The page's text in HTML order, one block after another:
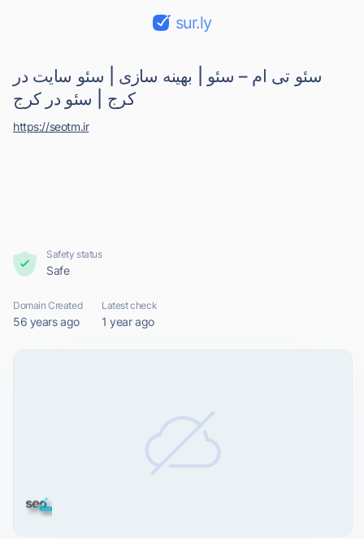
sur.ly
سئو تی ام – سئو | بهینه سازی | سئو سایت در
کرج | سئو در کرج
https://seotm.ir
Safety status
Safe
Domain Created
56 years ago
Latest check
1 year ago